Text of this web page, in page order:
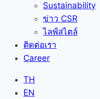
Sustainability
ข่าว CSR
ไลฟ์สไตล์
ติดต่อเรา
Career
TH
EN